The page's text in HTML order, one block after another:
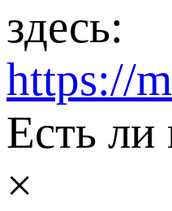
здесь:
https://
Есть ли
×